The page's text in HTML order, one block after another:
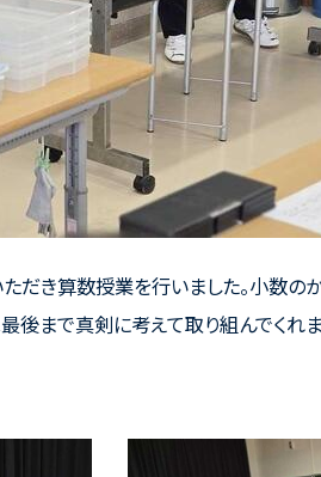
き算数授業を行いました。小数の
後まで真剣に考えて取り組んでくれ